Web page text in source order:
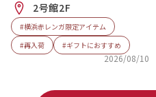
2号館2F
#横浜赤レンガ限定アイテム
#再入荷
#ギフトにおすすめ
2026/08/10